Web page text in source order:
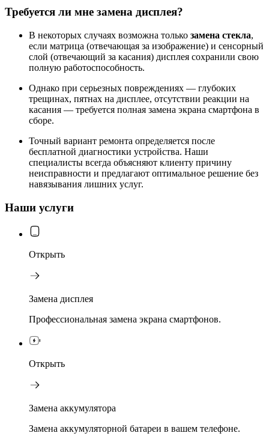
Требуется ли мне замена дисплея?
В некоторых случаях возможна только замена стекла,
если матрица (отвечающая за изображение) и сенсорный
слой (отвечающий за касания) дисплея сохранили свою
полную работоспособность.
Однако при серьезных повреждениях — глубоких
трещинах, пятнах на дисплее, отсутствии реакции на
касания — требуется полная замена экрана смартфона в
сборе.
Точный вариант ремонта определяется после
бесплатной диагностики устройства. Наши
специалисты всегда объясняют клиенту причину
неисправности и предлагают оптимальное решение без
навязывания лишних услуг.
Наши услуги
Открыть
Замена дисплея
Профессиональная замена экрана смартфонов.
Открыть
Замена аккумулятора
Замена аккумуляторной батареи в вашем телефоне.